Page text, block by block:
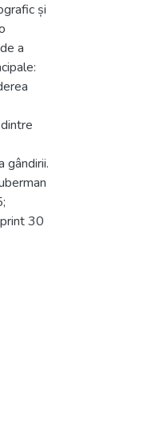
și
a
gândirii.
30